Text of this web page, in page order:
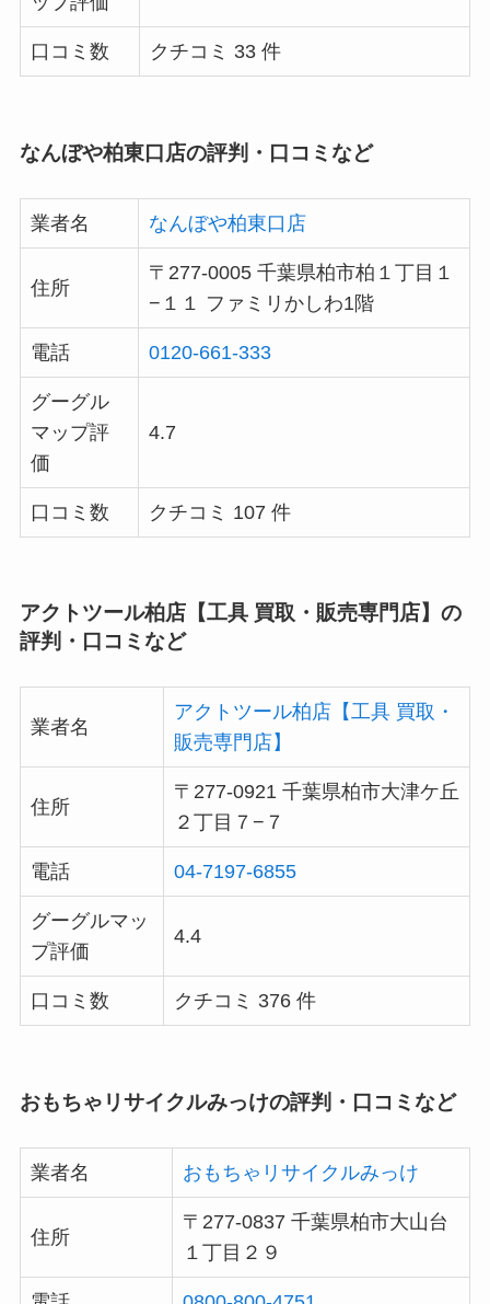
口コミ数 クチコミ 33 件
なんぼや柏東口店の評判・口コミなど
業者名 なんぼや柏東口店
住所
〒277-0005 千葉県柏市柏１丁目１
−１１ ファミリかしわ1階
電話 0120-661-333
グーグル
マップ評
価
4.7
口コミ数 クチコミ 107 件
アクトツール柏店【工具 買取・販売専門店】の
評判・口コミなど
業者名
アクトツール柏店【工具 買取・
販売専門店】
住所
〒277-0921 千葉県柏市大津ケ丘
２丁目７−７
電話 04-7197-6855
グーグルマッ
プ評価
4.4
口コミ数 クチコミ 376 件
おもちゃリサイクルみっけの評判・口コミなど
業者名 おもちゃリサイクルみっけ
住所
〒277-0837 千葉県柏市大山台
１丁目２９